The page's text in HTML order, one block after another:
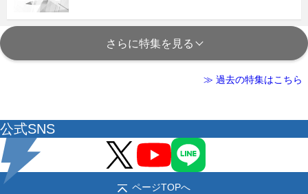
さらに特集を見る
≫ 過去の特集はこちら
公式SNS
ページTOPへ